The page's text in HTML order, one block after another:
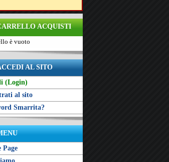
ACQUISTI
è vuoto
AL SITO
(Login)
al sito
Smarrita?
Page